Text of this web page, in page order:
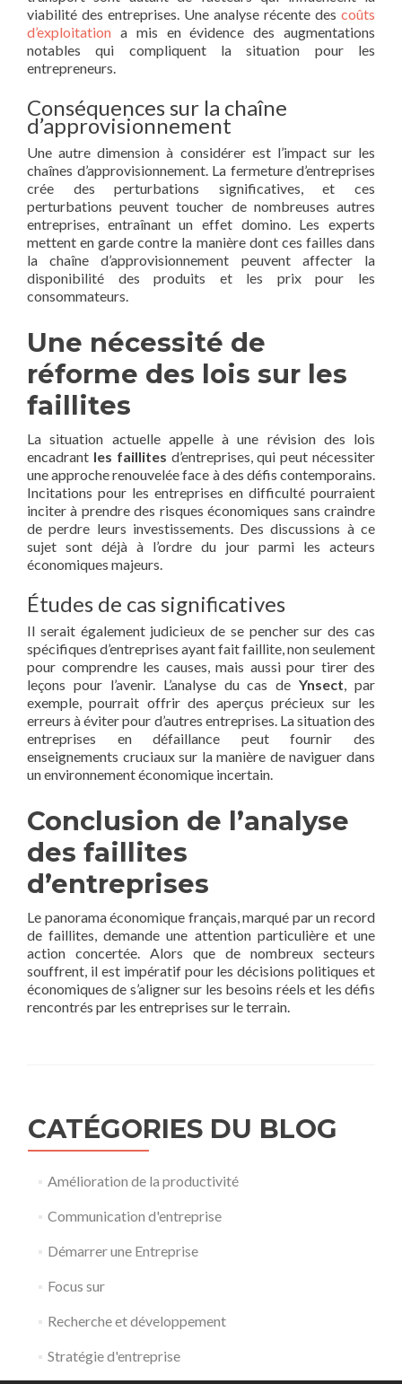
viabilité des entreprises. Une analyse récente des coûts
d’exploitation a mis en évidence des augmentations
notables qui compliquent la situation pour les
entrepreneurs.
Conséquences sur la chaîne
d’approvisionnement
Une autre dimension à considérer est l’impact sur les
chaînes d’approvisionnement. La fermeture d’entreprises
crée des perturbations significatives, et ces
perturbations peuvent toucher de nombreuses autres
entreprises, entraînant un effet domino. Les experts
mettent en garde contre la manière dont ces failles dans
la chaîne d’approvisionnement peuvent affecter la
disponibilité des produits et les prix pour les
consommateurs.
Une nécessité de
réforme des lois sur les
faillites
La situation actuelle appelle à une révision des lois
encadrant les faillites d’entreprises, qui peut nécessiter
une approche renouvelée face à des défis contemporains.
Incitations pour les entreprises en difficulté pourraient
inciter à prendre des risques économiques sans craindre
de perdre leurs investissements. Des discussions à ce
sujet sont déjà à l’ordre du jour parmi les acteurs
économiques majeurs.
Études de cas significatives
Il serait également judicieux de se pencher sur des cas
spécifiques d’entreprises ayant fait faillite, non seulement
pour comprendre les causes, mais aussi pour tirer des
leçons pour l’avenir. L’analyse du cas deYnsect, par
exemple, pourrait offrir des aperçus précieux sur les
erreurs à éviter pour d’autres entreprises. La situation des
entreprises en défaillance peut fournir des
enseignements cruciaux sur la manière de naviguer dans
un environnement économique incertain.
Conclusion de l’analyse
des faillites
d’entreprises
Le panorama économique français, marqué par un record
de faillites, demande une attention particulière et une
action concertée. Alors que de nombreux secteurs
souffrent, il est impératif pour les décisions politiques et
économiques de s’aligner sur les besoins réels et les défis
rencontrés par les entreprises sur le terrain.
CATÉGORIES DU BLOG
Amélioration de la productivité
Communication d'entreprise
Démarrer une Entreprise
Focus sur
Recherche et développement
Stratégie d'entreprise